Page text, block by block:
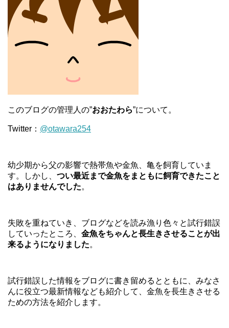
このブログの管理人の”おおたわら”について。
Twitter： @otawara254
幼少期から父の影響で熱帯魚や金魚、亀を飼育していま
す。しかし、 つい最近まで金魚をまともに飼育できたこと
はありませんでした。
失敗を重ねていき、ブログなどを読み漁り色々と試行錯誤
していったところ、 金魚をちゃんと長生きさせることが出
来るようになりました。
試行錯誤した情報をブログに書き留めるとともに、みなさ
んに役立つ最新情報なども紹介して、金魚を長生きさせる
ための方法を紹介します。